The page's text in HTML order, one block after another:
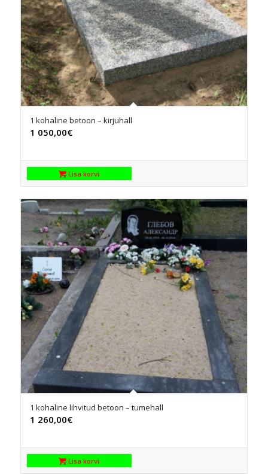
1 kohaline betoon – kirjuhall
1 050,00€
Lisa korvi
1 kohaline lihvitud betoon – tumehall
1 260,00€
Lisa korvi